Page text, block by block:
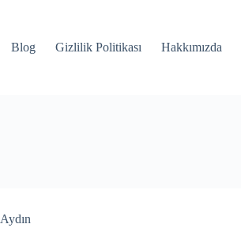
Blog Gizlilik Politikası Hakkımızda
Aydın